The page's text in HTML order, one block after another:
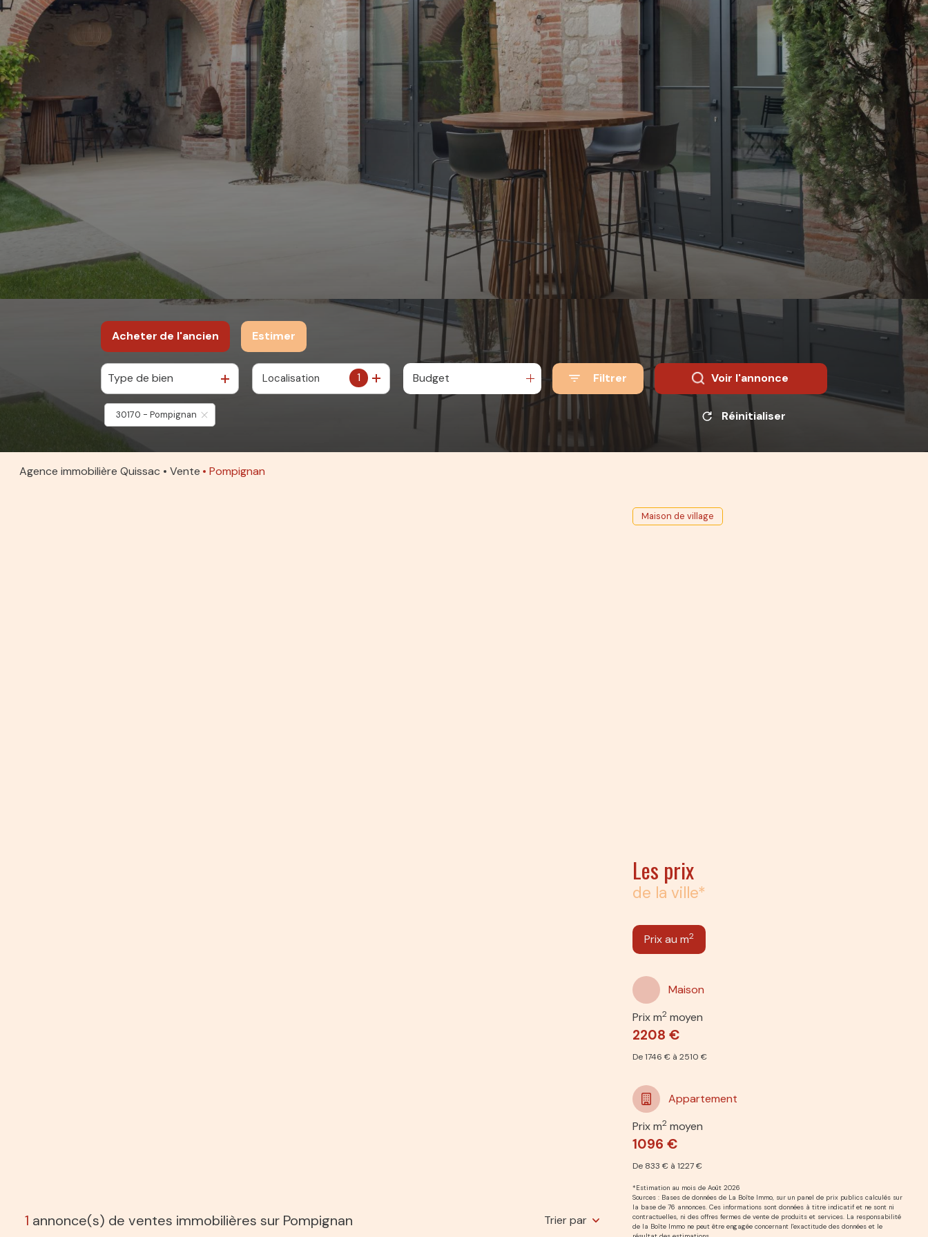
E-MAIL
ESTIMATION
CONTACT
Acheter de l'ancien
De l'ancien
Estimer
Type de bien 1
Localisation Budget Filtrer Voir l'annonce
30170 - Pompignan Réinitialiser
Agence immobilière Quissac Vente Pompignan
1 annonce(s) de ventes immobilières sur Pompignan Trier par
Maison de village
Les prix
de la ville*
Prix au m2
Maison
Prix m2 moyen
2208 €
De 1746 € à 2510 €
Appartement
Prix m2 moyen
1096 €
De 833 € à 1227 €
*Estimation au mois de Août 2026
Sources : Bases de données de La Boîte Immo, sur un panel de prix publics calculés sur
la base de 76 annonces. Ces informations sont données à titre indicatif et ne sont ni
contractuelles, ni des offres fermes de vente de produits et services. La responsabilité
de la Boîte Immo ne peut être engagée concernant l'exactitude des données et le